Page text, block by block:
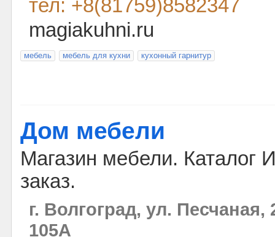
тел: +8(81759)8582347
magiakuhni.ru
мебель мебель для кухни кухонный гарнитур
Дом мебели
Магазин мебели. Каталог
заказ.
г. Волгоград, ул.
105А